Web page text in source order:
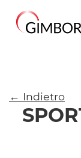
← Indietro